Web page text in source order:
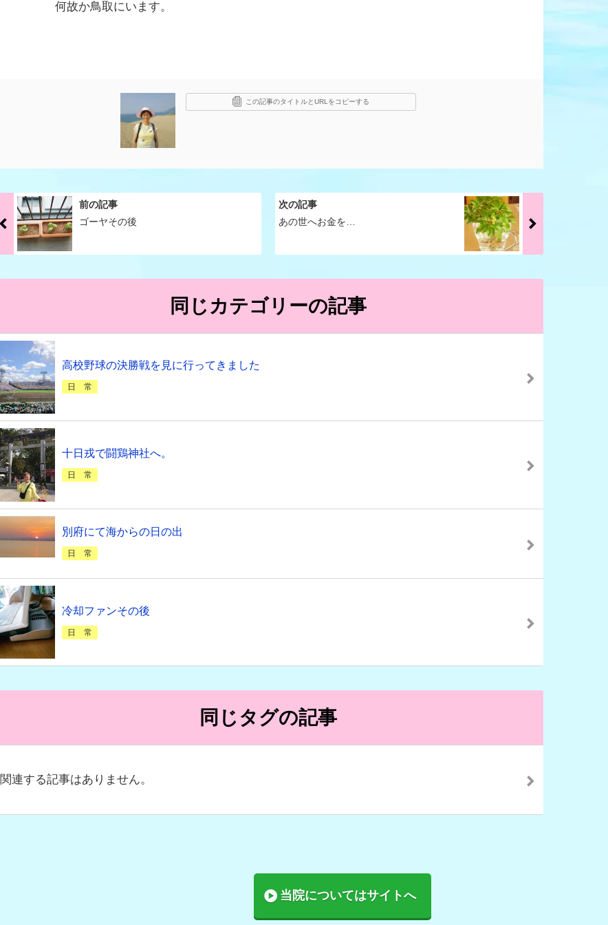
何故か鳥取にいます。
この記事のタイトルとURLをコピーする
前の記事
ゴーヤその後
次の記事
あの世へお金を…
同じカテゴリーの記事
高校野球の決勝戦を見に行ってきました
日 常
十日戎で闘鶏神社へ。
日 常
別府にて海からの日の出
日 常
冷却ファンその後
日 常
同じタグの記事
関連する記事はありません。
当院についてはサイトへ